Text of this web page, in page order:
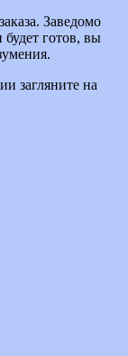
Заведомо
будет готов, вы
загляните на